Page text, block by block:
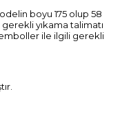
boyu 175 olup 58
yıkama talimatı
ile ilgili gerekli